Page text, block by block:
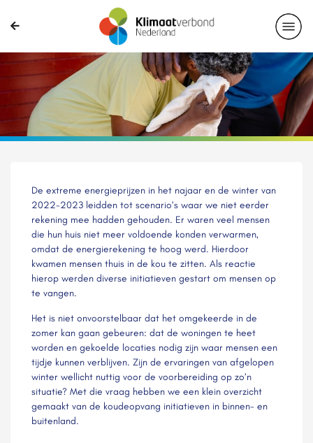
De extreme energieprijzen in het najaar en de winter van
2022-2023 leidden tot scenario’s waar we niet eerder
rekening mee hadden gehouden. Er waren veel mensen
die hun huis niet meer voldoende konden verwarmen,
omdat de energierekening te hoog werd. Hierdoor
kwamen mensen thuis in de kou te zitten. Als reactie
hierop werden diverse initiatieven gestart om mensen op
te vangen.
Het is niet onvoorstelbaar dat het omgekeerde in de
zomer kan gaan gebeuren: dat de woningen te heet
worden en gekoelde locaties nodig zijn waar mensen een
tijdje kunnen verblijven. Zijn de ervaringen van afgelopen
winter wellicht nuttig voor de voorbereiding op zo’n
situatie? Met die vraag hebben we een klein overzicht
gemaakt van de koudeopvang initiatieven in binnen- en
buitenland.